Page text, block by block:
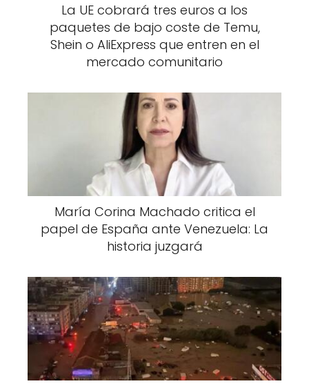
La UE cobrará tres euros a los
paquetes de bajo coste de Temu,
Shein o AliExpress que entren en el
mercado comunitario
María Corina Machado critica el
papel de España ante Venezuela: La
historia juzgará